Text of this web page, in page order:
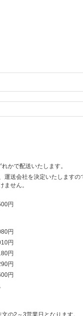
販売いたします♪
)
品がございます。
かで配送いたします。
運送会社を決定いたしますの
ません。
円
円
円
円
円
円
の2～3営業日となります。